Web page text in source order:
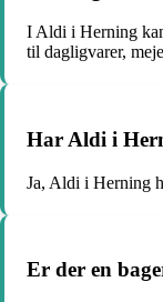
I Aldi i Herning
til dagligvarer,
Har Aldi i
Ja, Aldi i Herning
Er der en